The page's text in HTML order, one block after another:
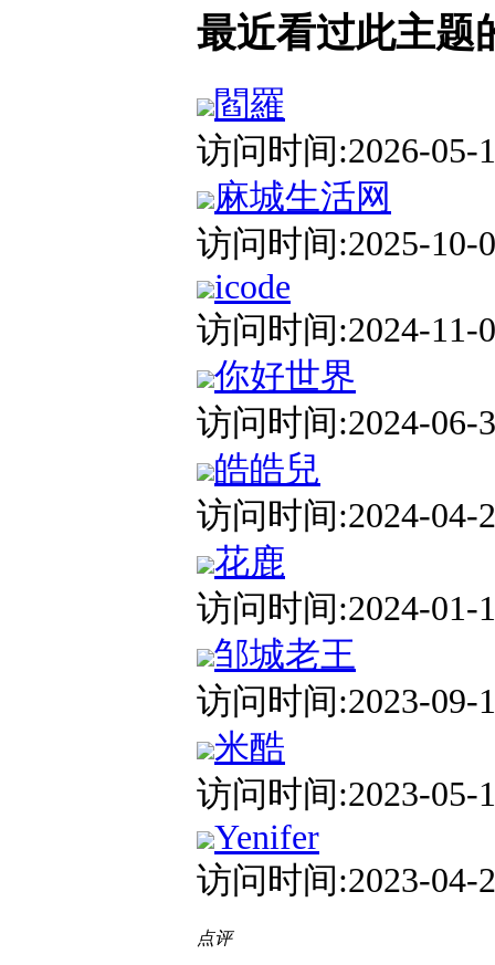
最近看过此主题
閻羅
访问时间:2026-05-
麻城生活网
访问时间:2025-10-
icode
访问时间:2024-11-
你好世界
访问时间:2024-06-
皓皓兒
访问时间:2024-04-
花鹿
访问时间:2024-01-
邹城老王
访问时间:2023-09-
米酷
访问时间:2023-05-
Yenifer
访问时间:2023-04-
点评